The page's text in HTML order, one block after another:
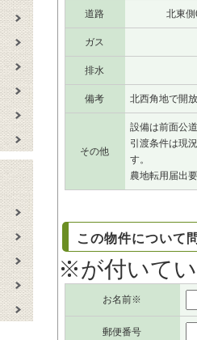
道路 北東
ガス
排水
備考 北西角地で開
その他
設備は前面公
引渡条件は現
す。
農地転用届出
この物件について
※が付いて
お名前※
郵便番号